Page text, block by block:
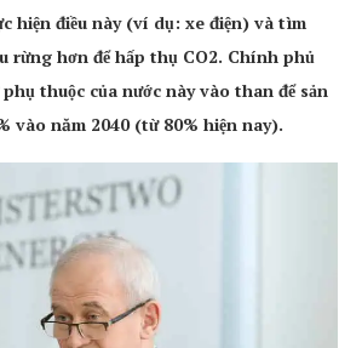
hiện điều này (ví dụ: xe điện) và tìm
rừng hơn để hấp thụ CO2. Chính phủ
thuộc của nước này vào than để sản
vào năm 2040 (từ 80% hiện nay).